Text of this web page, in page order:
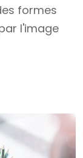
formes
l'image